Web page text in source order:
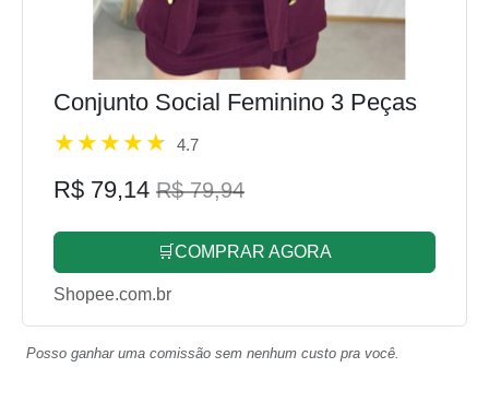
Conjunto Social Feminino 3 Peças
4.7
R$ 79,14 R$ 79,94
🛒COMPRAR AGORA
Shopee.com.br
Posso ganhar uma comissão sem nenhum custo pra você.